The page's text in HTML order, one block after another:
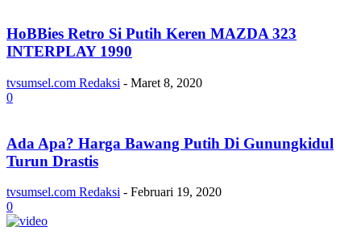
HoBBies Retro Si Putih Keren MAZDA 323
INTERPLAY 1990
tvsumsel.com Redaksi - Maret 8, 2020
0
Ada Apa? Harga Bawang Putih Di Gunungkidul
Turun Drastis
tvsumsel.com Redaksi - Februari 19, 2020
0